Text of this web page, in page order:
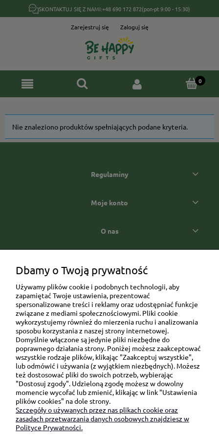
SKONTAKTUJ SIĘ Z NAMI:+48 690 172 872(pon-pt 9:00 - 15:30)
Zarejestruj się Zaloguj się
Nie znaleziono produktów spełniających podane kryteria.
Regulaminy
Moje konto
O nas
Ul. Brukowa 6/8 lok. 57/58
91-341 Łódź
NIP: 6751510615
SKONTAKTUJ SIĘ Z NAMI:
sklep@be-happygifts.com
+48 690 172 872
(pon-pt 9:00 - 15:30)
Dbamy o Twoją prywatność
Używamy plików cookie i podobnych technologii, aby
zapamiętać Twoje ustawienia, prezentować
spersonalizowane treści i reklamy oraz udostępniać funkcje
związane z mediami społecznościowymi. Pliki cookie
wykorzystujemy również do mierzenia ruchu i analizowania
sposobu korzystania z naszej strony internetowej.
Domyślnie włączone są jedynie pliki niezbędne do
poprawnego działania strony. Poniżej możesz zaakceptować
wszystkie rodzaje plików, klikając "Zaakceptuj wszystkie",
lub odmówić i używania (z wyjątkiem niezbędnych). Możesz
też dostosować pliki do swoich potrzeb, wybierając
"Dostosuj zgody". Udzieloną zgodę możesz w dowolny
momencie wycofać lub zmienić, klikając w link "Ustawienia
plików cookies" na dole strony.
Szczegóły o używanych przez nas plikach cookie oraz
zasadach przetwarzania danych osobowych znajdziesz w
Polityce Prywatności.